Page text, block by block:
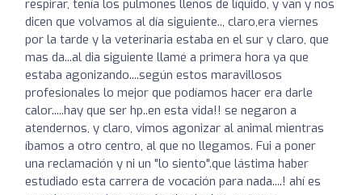
respirar, tenía los pulmones llenos de líquido, y van y nos
dicen que volvamos al día siguiente.., claro,era viernes
por la tarde y la veterinaria estaba en el sur y claro, que
mas da...al dia siguiente llamé a primera hora ya que
estaba agonizando....según estos maravillosos
profesionales lo mejor que podíamos hacer era darle
calor.....hay que ser hp..en esta vida!! se negaron a
atendernos, y claro, vimos agonizar al animal mientras
íbamos a otro centro, al que no llegamos. Fui a poner
una reclamación y ni un "lo siento".que lástima haber
estudiado esta carrera de vocación para nada....! ahí es